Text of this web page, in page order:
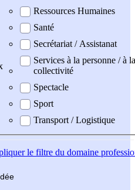
Ressources Humaines
Santé
Secrétariat / Assistanat
Services à la personne / à la
collectivité
Spectacle
Sport
Transport / Logistique
le filtre du domaine